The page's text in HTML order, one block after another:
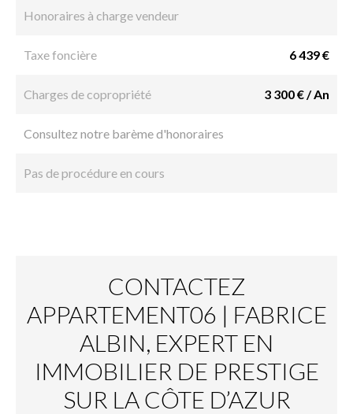
Honoraires à charge vendeur
Taxe foncière 6 439 €
Charges de copropriété 3 300 € / An
Consultez notre barème d'honoraires
Pas de procédure en cours
CONTACTEZ
APPARTEMENT06 | FABRICE
ALBIN, EXPERT EN
IMMOBILIER DE PRESTIGE
SUR LA CÔTE D’AZUR